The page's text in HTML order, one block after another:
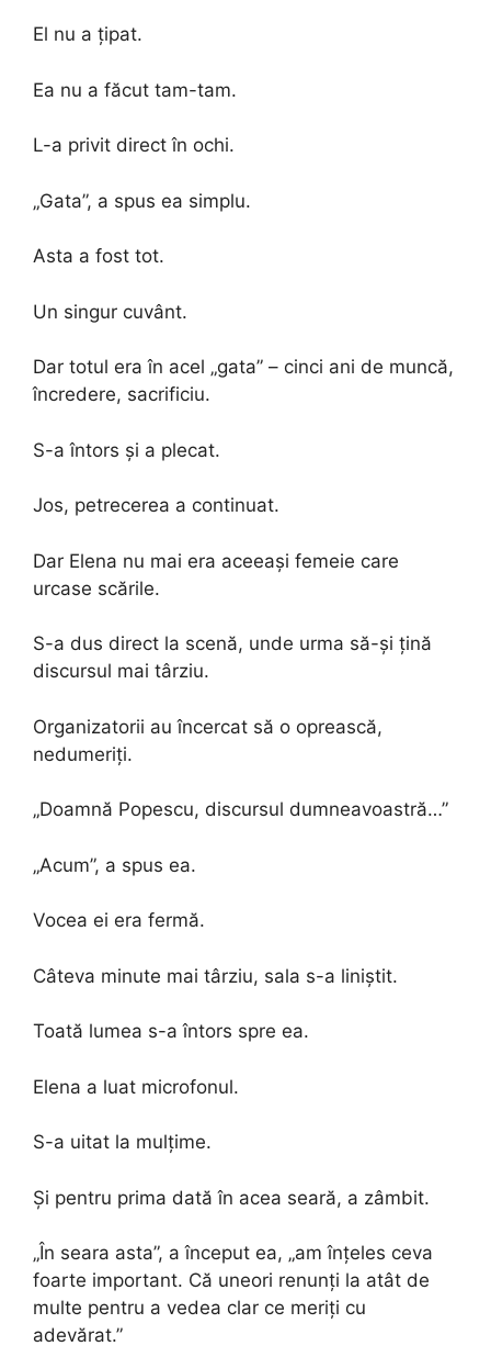
El nu a țipat.
Ea nu a făcut tam-tam.
L-a privit direct în ochi.
„Gata”, a spus ea simplu.
Asta a fost tot.
Un singur cuvânt.
Dar totul era în acel „gata” – cinci ani de muncă,
încredere, sacrificiu.
S-a întors și a plecat.
Jos, petrecerea a continuat.
Dar Elena nu mai era aceeași femeie care
urcase scările.
S-a dus direct la scenă, unde urma să-și țină
discursul mai târziu.
Organizatorii au încercat să o oprească,
nedumeriți.
„Doamnă Popescu, discursul dumneavoastră…”
„Acum”, a spus ea.
Vocea ei era fermă.
Câteva minute mai târziu, sala s-a liniștit.
Toată lumea s-a întors spre ea.
Elena a luat microfonul.
S-a uitat la mulțime.
Și pentru prima dată în acea seară, a zâmbit.
„În seara asta”, a început ea, „am înțeles ceva
foarte important. Că uneori renunți la atât de
multe pentru a vedea clar ce meriți cu
adevărat.”